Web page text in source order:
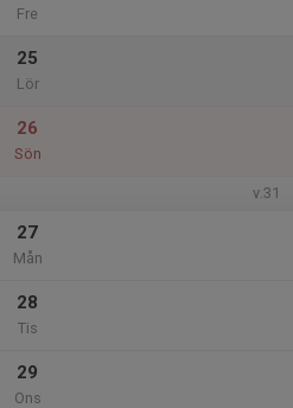
Fre
25
Lör
26
Sön
v.31
27
Mån
28
Tis
29
Ons